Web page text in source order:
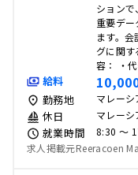
ション
重要デ
ます。
グに関
容： ・
給料
勤務地 マレーシ
休日 マレー
就業時間
8:30 〜
求人掲載元Reeracoen